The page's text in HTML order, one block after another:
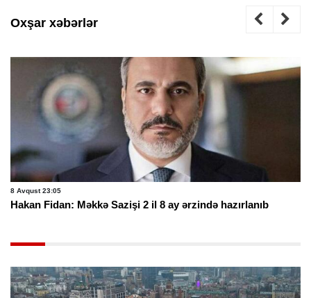
Oxşar xəbərlər
8 Avqust 23:05
Hakan Fidan: Məkkə Sazişi 2 il 8 ay ərzində hazırlanıb